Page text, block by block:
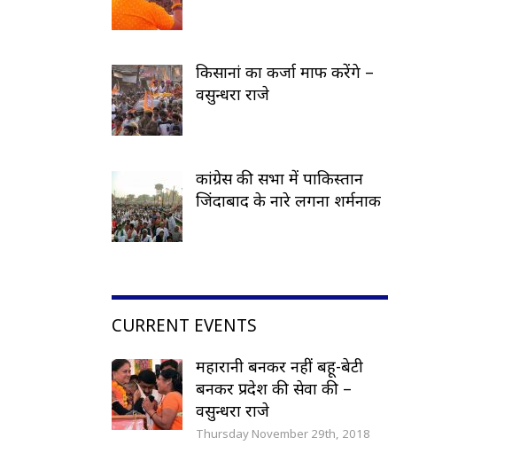
किसानां का कर्जा माफ करेंगे –
वसुन्धरा राजे
कांग्रेस की सभा में पाकिस्तान
जिंदाबाद के नारे लगना शर्मनाक
CURRENT EVENTS
महारानी बनकर नहीं बहू-बेटी
बनकर प्रदेश की सेवा की –
वसुन्धरा राजे
Thursday November 29th, 2018